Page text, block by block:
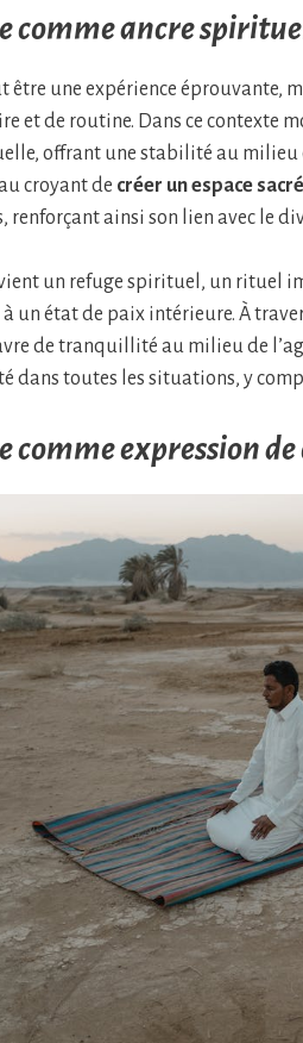
comme ancre
être une expérience éprouvante,
et de routine. Dans ce contexte
offrant une stabilité au milieu
croyant de créer un espace sacré
renforçant ainsi son lien avec le
un refuge spirituel, un rituel
à un état de paix intérieure. À
de tranquillité au milieu de
dans toutes les situations, y
comme expression